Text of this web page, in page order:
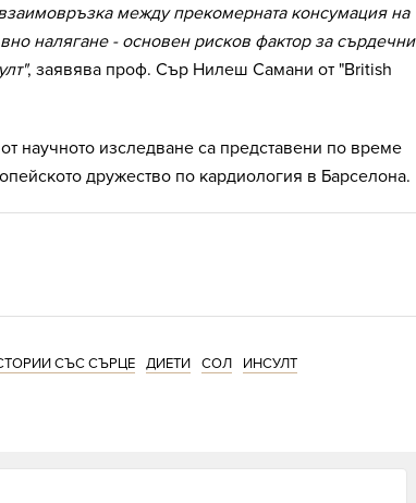
между прекомерната консумация на
налягане - основен рисков фактор за сърдечни
, заявява проф. Сър Нилеш Самани от "British
научното изследване са представени по време
дружество по кардиология в Барселона.
СЪС СЪРЦЕ ДИЕТИ СОЛ
ИНСУЛТ